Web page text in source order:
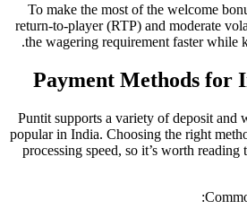
To make the most of the welcome
return‑to‑player (RTP) and moderate
the wagering requirement faster while
Puntit supports a variety of deposit and
popular in India. Choosing the right
processing speed, so it’s worth